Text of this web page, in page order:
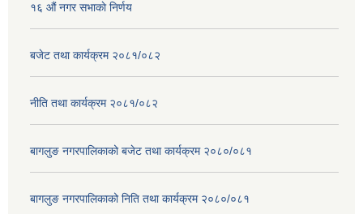
१६ ‌औं नगर सभाकाे निर्णय
बजेट तथा कार्यक्रम २०८१/०८२
नीति तथा कार्यक्रम २०८१/०८२
बागलुङ नगरपालिकाको बजेट तथा कार्यक्रम २०८०/०८१
बागलुङ नगरपालिकाको निति तथा कार्यक्रम २०८०/०८१